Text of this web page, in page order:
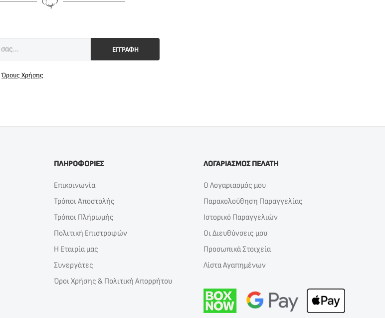
ΕΓΓΡΑΦΗ
Όρους Χρήσης
ΠΛΗΡΟΦΟΡΙΕΣ
Επικοινωνία
Τρόποι Αποστολής
Τρόποι Πλήρωμής
Πολιτική Επιστροφών
Η Εταιρία μας
Συνεργάτες
Όροι Χρήσης & Πολιτική Απορρήτου
ΛΟΓΑΡΙΑΣΜΟΣ ΠΕΛΑΤΗ
Ο Λογαριασμός μου
Παρακολούθηση Παραγγελίας
Ιστορικό Παραγγελιών
Οι Διευθύνσεις μου
Προσωπικά Στοιχεία
Λίστα Αγαπημένων